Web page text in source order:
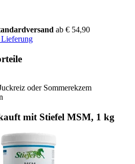
ab € 54,90
oder Sommerekzem
mit Stiefel MSM, 1 kg